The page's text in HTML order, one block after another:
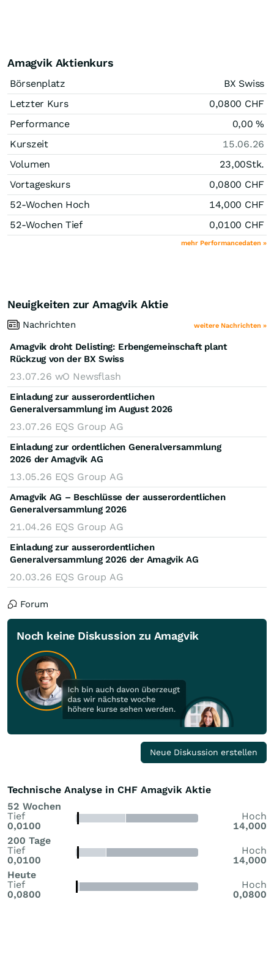
Amagvik Aktienkurs
Börsenplatz
BX Swiss
Letzter Kurs
0,0800 CHF
Performance
0,00%
Kurszeit
15.06.26
Volumen
23,00Stk.
Vortageskurs
0,0800 CHF
52-Wochen Hoch
14,000 CHF
52-Wochen Tief
0,0100 CHF
mehr Performancedaten »
Neuigkeiten zur Amagvik Aktie
Nachrichten weitere Nachrichten »
Amagvik droht Delisting: Erbengemeinschaft plant
Rückzug von der BX Swiss
23.07.26 wO Newsflash
Einladung zur ausserordentlichen
Generalversammlung im August 2026
23.07.26 EQS Group AG
Einladung zur ordentlichen Generalversammlung
2026 der Amagvik AG
13.05.26 EQS Group AG
Amagvik AG – Beschlüsse der ausserordentlichen
Generalversammlung 2026
21.04.26 EQS Group AG
Einladung zur ausserordentlichen
Generalversammlung 2026 der Amagvik AG
20.03.26 EQS Group AG
Forum
Noch keine Diskussion zu Amagvik
Neue Diskussion erstellen
Technische Analyse in CHF Amagvik Aktie
52 Wochen
Tief
0,0100
Hoch
14,000
200 Tage
Tief
0,0100
Hoch
14,000
Heute
Tief
0,0800
Hoch
0,0800